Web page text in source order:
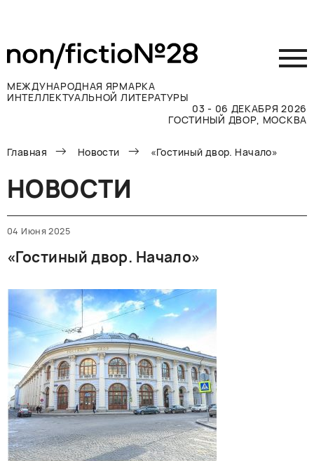
МЕЖДУНАРОДНАЯ ЯРМАРКА
ИНТЕЛЛЕКТУАЛЬНОЙ ЛИТЕРАТУРЫ
03 - 06 ДЕКАБРЯ 2026
ГОСТИНЫЙ ДВОР, МОСКВА
Принять участие
Участникам
Посетителям
Программа
Прессе
Конкурсы
ВКОНТАКТЕ TELEGRAM
РУССКИЙ ENGLISH CHINESE
Главная Новости «Гостиный двор. Начало»
НОВОСТИ
04 Июня 2025
«Гостиный двор. Начало»